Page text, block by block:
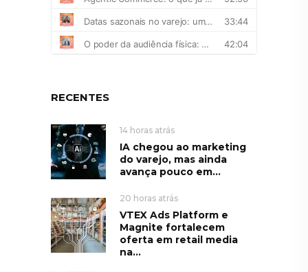
RECENTES
14 horas atrás
IA chegou ao marketing
do varejo, mas ainda
avança pouco em...
20 horas atrás
VTEX Ads Platform e
Magnite fortalecem
oferta em retail media
na...